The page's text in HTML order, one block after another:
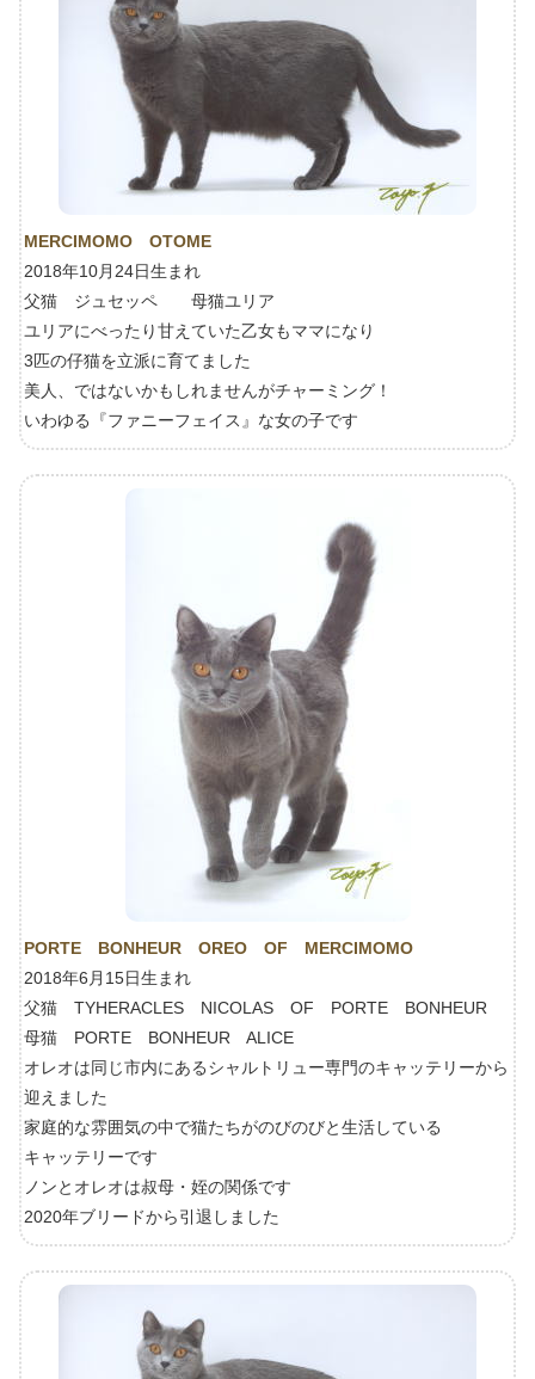
MERCIMOMO OTOME
2018年10月24日生まれ
父猫 ジュセッペ 母猫ユリア
ユリアにべったり甘えていた乙女もママになり
3匹の仔猫を立派に育てました
美人、ではないかもしれませんがチャーミング！
いわゆる『ファニーフェイス』な女の子です
PORTE BONHEUR OREO OF MERCIMOMO
2018年6月15日生まれ
父猫 TYHERACLES NICOLAS OF PORTE BONHEUR
母猫 PORTE BONHEUR ALICE
オレオは同じ市内にあるシャルトリュー専門のキャッテリーから
迎えました
家庭的な雰囲気の中で猫たちがのびのびと生活している
キャッテリーです
ノンとオレオは叔母・姪の関係です
2020年ブリードから引退しました